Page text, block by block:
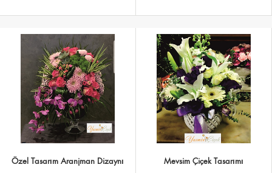
Özel Tasarım Aranjman Dizaynı Mevsim Çiçek Tasarımı